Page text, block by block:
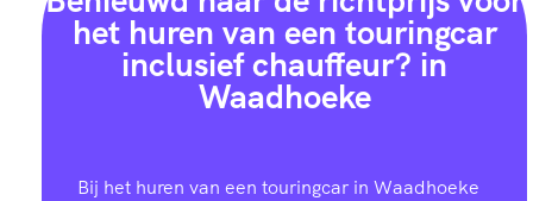
het huren van een touringcar
inclusief chauffeur? in
Waadhoeke
Bij het huren van een touringcar in Waadhoeke